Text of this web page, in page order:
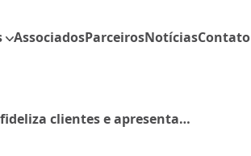
AssociadosParceirosNotíciasContato
clientes e apresenta